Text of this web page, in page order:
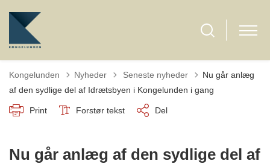
Kongelunden Nyheder Tilbage til
Seneste nyheder
Nu går anlæg
af den sydlige del af Idrætsbyen i Kongelunden i gang
Print Forstør tekst Del
Nu går anlæg af den sydlige del af